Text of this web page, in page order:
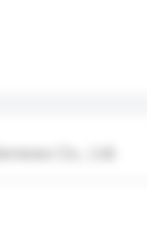
Co., Ltd.